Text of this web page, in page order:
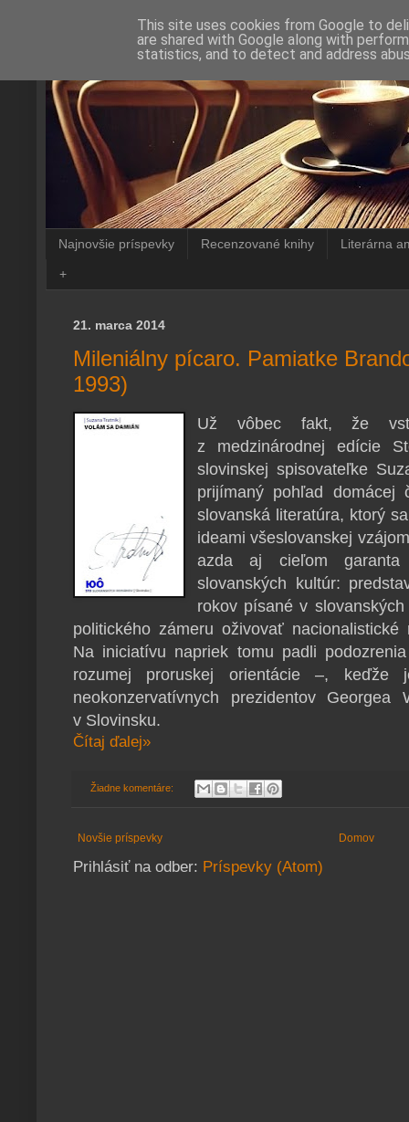
Najnovšie príspevky Recenzované knihy Literárna
+
21. marca 2014
Mileniálny pícaro. Pamiatke
1993)
Už vôbec fakt, že
z medzinárodnej edície
slovinskej spisovateľke
prijímaný pohľad domácej
slovanská literatúra, ktorý
ideami všeslovanskej
azda aj cieľom
slovanských kultúr:
rokov písané v
politického zámeru oživovať
Na iniciatívu napriek tomu padli
rozumej proruskej orientácie –,
neokonzervatívnych prezidentov
v Slovinsku.
Čítaj ďalej»
Žiadne komentáre:
Novšie príspevky Domov
Prihlásiť na odber: Príspevky (Atom)
This site uses cookies from Google to
are shared with Google along with
statistics, and to detect and address